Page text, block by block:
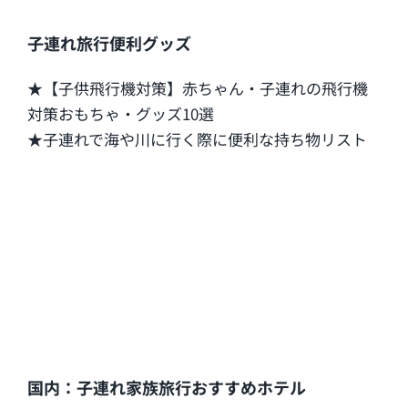
子連れ旅行便利グッズ
★【子供飛行機対策】赤ちゃん・子連れの飛行機
対策おもちゃ・グッズ10選
★子連れで海や川に行く際に便利な持ち物リスト
国内：子連れ家族旅行おすすめホテル